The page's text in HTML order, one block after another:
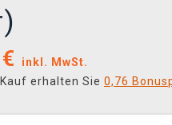
€
inkl. MwSt.
erhalten Sie 0,76